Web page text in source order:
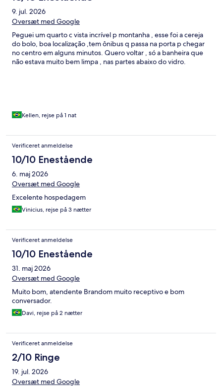
9. jul. 2026
Oversæt med Google
Peguei um quarto c vista incrível p montanha , esse foi a cereja
do bolo, boa localização ,tem ônibus q passa na porta p chegar
no centro em alguns minutos. Quero voltar , só a banheira que
não estava muito bem limpa , nas partes abaixo do vidro.
Kellen, rejse på 1 nat
Verificeret anmeldelse
10/10 Enestående
6. maj 2026
Oversæt med Google
Excelente hospedagem
Vinicius, rejse på 3 nætter
Verificeret anmeldelse
10/10 Enestående
31. maj 2026
Oversæt med Google
Muito bom, atendente Brandom muito receptivo e bom
conversador.
Davi, rejse på 2 nætter
Verificeret anmeldelse
2/10 Ringe
19. jul. 2026
Oversæt med Google